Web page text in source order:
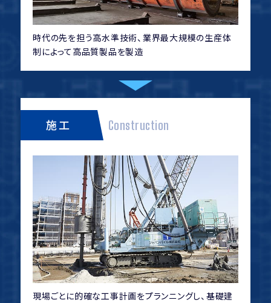
時代の先を担う高水準技術、業界最大規模の生産体
制によって高品質製品を製造
施工 Construction
現場ごとに的確な工事計画をプランニングし、基礎建